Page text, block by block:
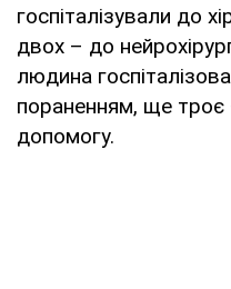
госпіталізували до
двох – до
людина
пораненням, ще
допомогу.